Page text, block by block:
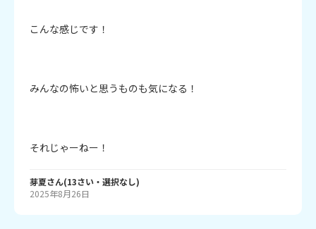
こんな感じです！
みんなの怖いと思うものも気になる！
それじゃーねー！
芽夏さん(13さい・ 選択なし)
2025年8月26日